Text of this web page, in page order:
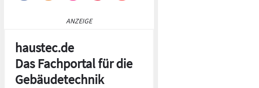
ANZEIGE
haustec.de
Das Fachportal für die
Gebäudetechnik